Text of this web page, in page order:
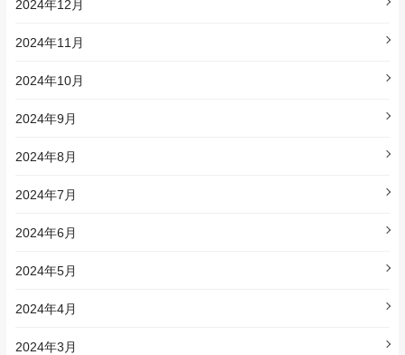
2024年12月
2024年11月
2024年10月
2024年9月
2024年8月
2024年7月
2024年6月
2024年5月
2024年4月
2024年3月